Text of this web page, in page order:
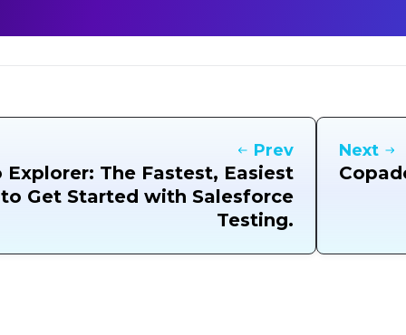
Prev
Explorer: The Fastest, Easiest
Get Started with Salesforce
Testing.
Next